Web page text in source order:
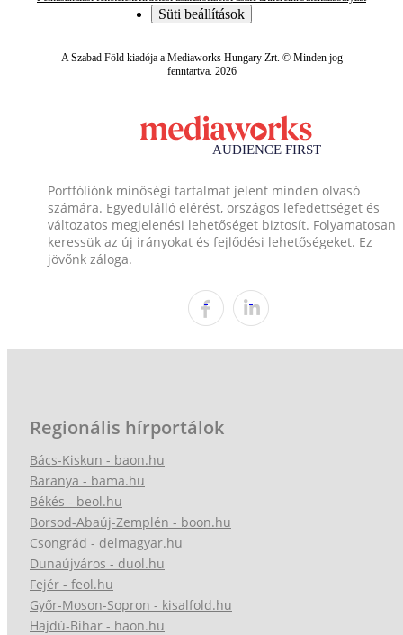
Süti beállítások
A Szabad Föld kiadója a Mediaworks Hungary Zrt. © Minden jog
fenntartva. 2026
Portfóliónk minőségi tartalmat jelent minden olvasó
számára. Egyedülálló elérést, országos lefedettséget és
változatos megjelenési lehetőséget biztosít. Folyamatosan
keressük az új irányokat és fejlődési lehetőségeket. Ez
jövőnk záloga.
Regionális hírportálok
Bács-Kiskun - baon.hu
Baranya - bama.hu
Békés - beol.hu
Borsod-Abaúj-Zemplén - boon.hu
Csongrád - delmagyar.hu
Dunaújváros - duol.hu
Fejér - feol.hu
Győr-Moson-Sopron - kisalfold.hu
Hajdú-Bihar - haon.hu